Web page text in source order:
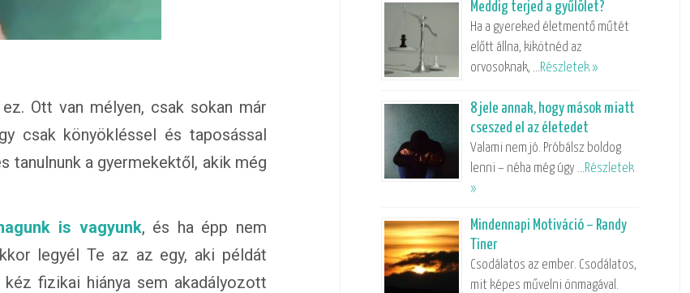
Ott van mélyen, csak sokan már
csak könyökléssel és taposással
tanulnunk a gyermekektől, akik még
is vagyunk, és ha épp nem
legyél Te az az egy, aki példát
fizikai hiánya sem akadályozott
Meddig terjed a gyűlölet?
Ha a gyereked életmentő műtét
előtt állna, kikötnéd az
orvosoknak, …Részletek »
8 jele annak, hogy mások miatt
cseszed el az életedet
Valami nem jó. Próbálsz boldog
lenni – néha még úgy …Részletek
»
Mindennapi Motiváció – Randy
Tiner
Csodálatos az ember. Csodálatos,
mit képes művelni önmagával.